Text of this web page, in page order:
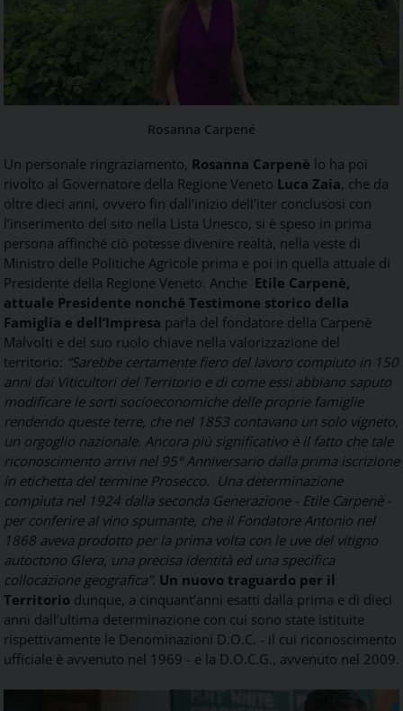
Rosanna Carpené
Un personale ringraziamento, Rosanna Carpenè lo ha poi
rivolto al Governatore della Regione Veneto Luca Zaia, che da
oltre dieci anni, ovvero fin dall’inizio dell’iter conclusosi con
l’inserimento del sito nella Lista Unesco, si è speso in prima
persona affinché ciò potesse divenire realtà, nella veste di
Ministro delle Politiche Agricole prima e poi in quella attuale di
Presidente della Regione Veneto. Anche Etile Carpenè,
attuale Presidente nonché Testimone storico della
Famiglia e dell’Impresa parla del fondatore della Carpenè
Malvolti e del suo ruolo chiave nella valorizzazione del
territorio: “Sarebbe certamente fiero del lavoro compiuto in 150
anni dai Viticultori del Territorio e di come essi abbiano saputo
modificare le sorti socioeconomiche delle proprie famiglie
rendendo queste terre, che nel 1853 contavano un solo vigneto,
un orgoglio nazionale. Ancora più significativo è il fatto che tale
riconoscimento arrivi nel 95° Anniversario dalla prima iscrizione
in etichetta del termine Prosecco. Una determinazione
compiuta nel 1924 dalla seconda Generazione - Etile Carpenè -
per conferire al vino spumante, che il Fondatore Antonio nel
1868 aveva prodotto per la prima volta con le uve del vitigno
autoctono Glera, una precisa identità ed una specifica
collocazione geografica”. Un nuovo traguardo per il
Territorio dunque, a cinquant’anni esatti dalla prima e di dieci
anni dall’ultima determinazione con cui sono state istituite
rispettivamente le Denominazioni D.O.C. - il cui riconoscimento
ufficiale è avvenuto nel 1969 - e la D.O.C.G., avvenuto nel 2009.